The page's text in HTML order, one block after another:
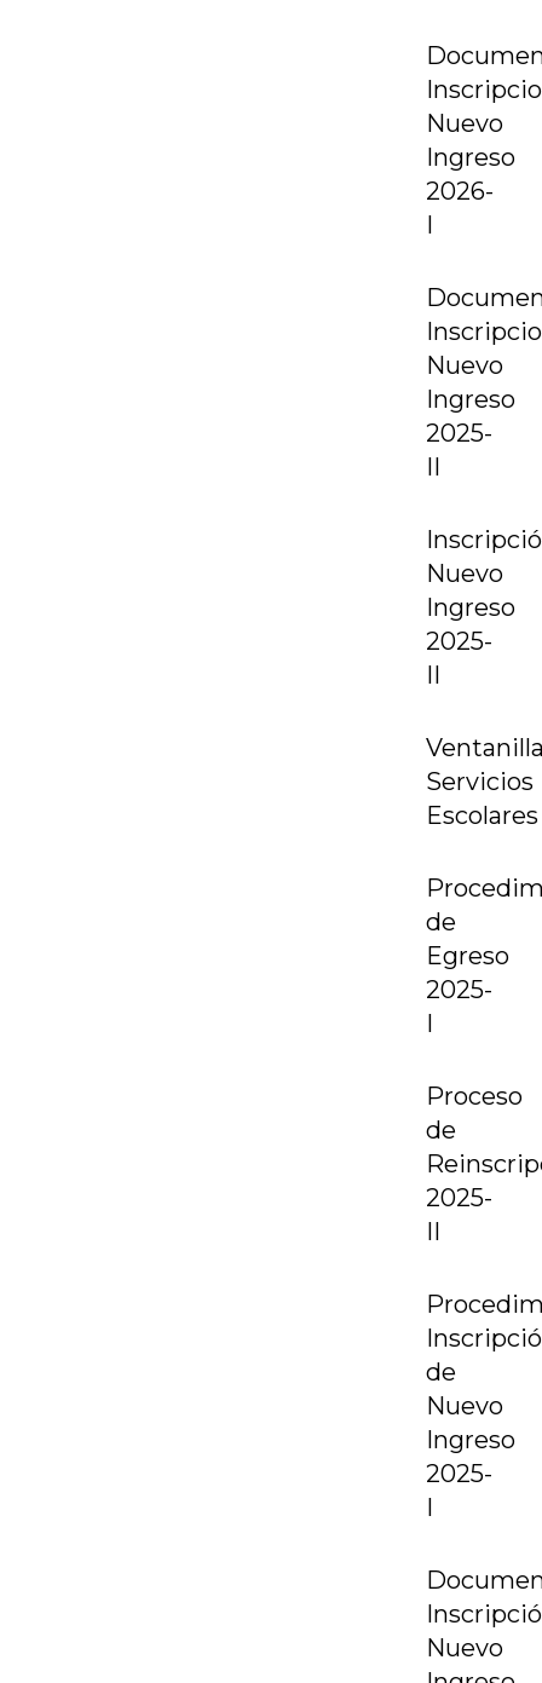
Nuevo
Ingreso
2026-
I
Nuevo
Ingreso
2025-
II
Nuevo
Ingreso
2025-
II
Servicios
Escolares
de
Egreso
2025-
I
Proceso
de
2025-
II
de
Nuevo
Ingreso
2025-
I
Nuevo